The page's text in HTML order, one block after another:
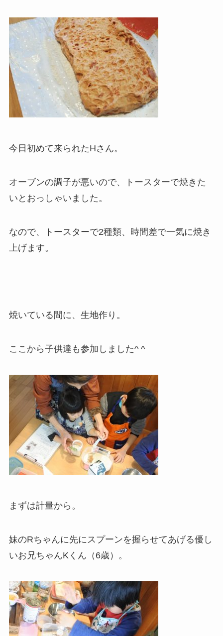
今日初めて来られたHさん。
オーブンの調子が悪いので、トースターで焼きた
いとおっしゃいました。
なので、トースターで2種類、時間差で一気に焼き
上げます。
焼いている間に、生地作り。
ここから子供達も参加しました^ ^
まずは計量から。
妹のRちゃんに先にスプーンを握らせてあげる優し
いお兄ちゃんKくん（6歳）。